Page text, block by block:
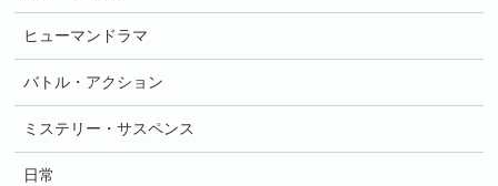
ヒューマンドラマ
バトル・アクション
ミステリー・サスペンス
日常